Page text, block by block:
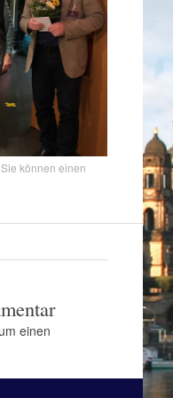
können einen
einen